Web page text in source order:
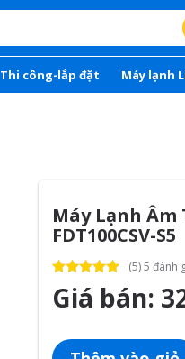
Thi công-lắp đặt Máy lạnh
Máy Lạnh
FDT100CSV-S5
(5) 5 đánh
Giá bán: